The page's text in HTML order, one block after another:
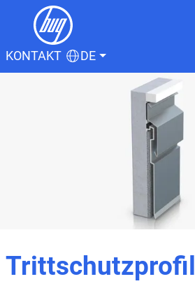
KONTAKT DE
Trittschutzprofil